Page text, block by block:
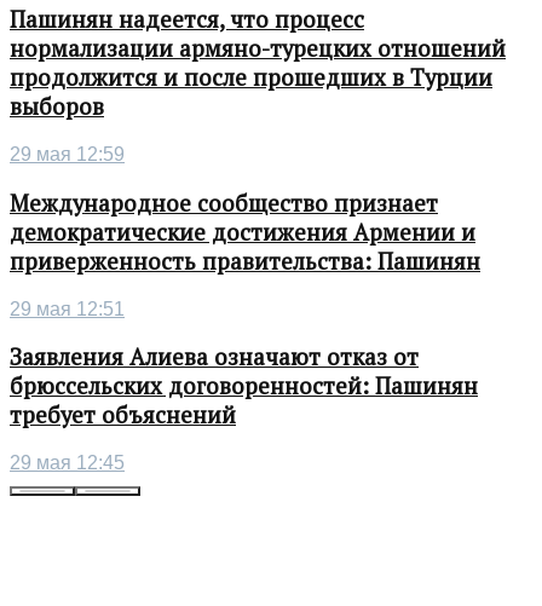
Пашинян надеется, что процесс
нормализации армяно-турецких отношений
продолжится и после прошедших в Турции
выборов
29 мая 12:59
Международное сообщество признает
демократические достижения Армении и
приверженность правительства: Пашинян
29 мая 12:51
Заявления Алиева означают отказ от
брюссельских договоренностей: Пашинян
требует объяснений
29 мая 12:45